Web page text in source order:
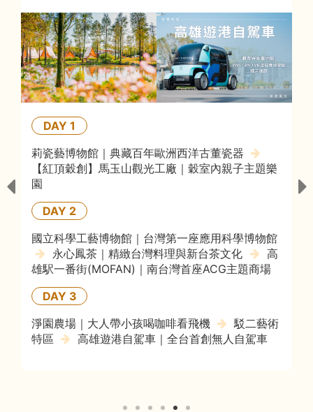
DAY 1
航空教育展示館｜亞洲唯一的飛機懸吊展示場
台灣螺絲博物館｜認識螺絲王國
壽山動物園｜觀賞可愛動物
｜鐵道模型展
哈瑪星鐵道園區
DAY 3
鈴鹿賽道樂園｜全家一起瘋玩樂園
Outlets｜抵用券享用午餐及逛街
大人帶小孩喝咖啡看飛機